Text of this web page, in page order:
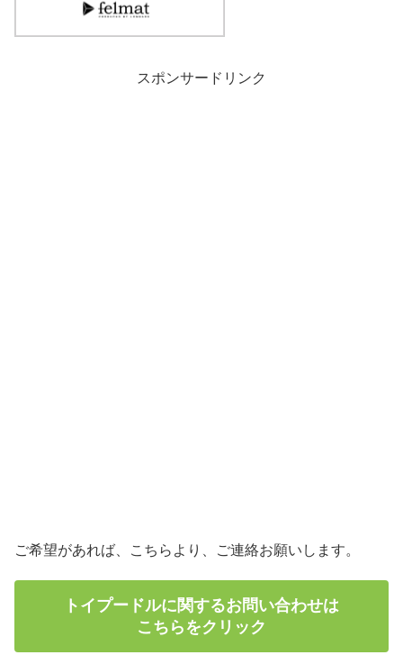
スポンサードリンク
ご希望があれば、こちらより、ご連絡お願いします。
トイプードルに関するお問い合わせは
こちらをクリック